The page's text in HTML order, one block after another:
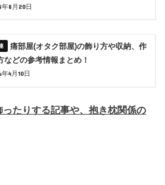
年8月20日
痛部屋(オタク部屋)の飾り方や収納、作
などの参考情報まとめ！
年4月10日
たりする記事や、抱き枕関係の